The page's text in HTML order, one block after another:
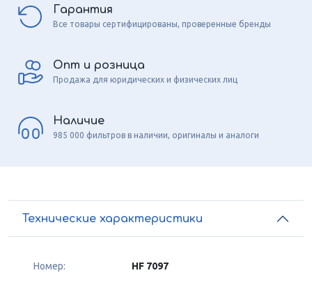
Гарантия
Все товары сертифицированы, проверенные бренды
Опт и розница
Продажа для юридических и физических лиц
Наличие
985 000 фильтров в наличии, оригиналы и аналоги
Технические характеристики
Номер: HF 7097